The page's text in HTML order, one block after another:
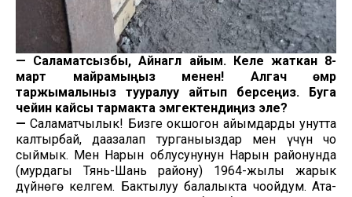
— Саламатсызбы, Айнагүл айым. Келе жаткан 8-
март майрамыңыз менен! Алгач өмүр
таржымалыныз тууралуу айтып берсеңиз. Буга
чейин кайсы тармакта эмгектендиңиз эле?
— Саламатчылык! Бизге окшогон айымдарды унутта
калтырбай, даңазалап турганыңыздар мен үчүн чоң
сыймык. Мен Нарын облусунунун Нарын районунда
(мурдагы Тянь-Шань району) 1964-жылы жарык
дүйнөгө келгем. Бактылуу балалыкта чоңойдум. Ата-